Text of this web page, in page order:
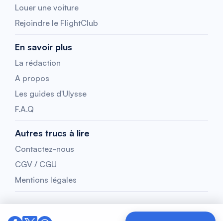
Louer une voiture
Rejoindre le FlightClub
En savoir plus
La rédaction
A propos
Les guides d'Ulysse
F.A.Q
Autres trucs à lire
Contactez-nous
CGV / CGU
Mentions légales